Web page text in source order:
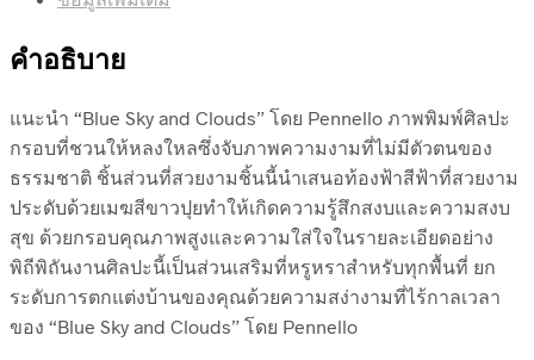
คำอธิบาย
แนะนำ “Blue Sky and Clouds” โดย Pennello ภาพพิมพ์ศิลปะ
กรอบที่ชวนให้หลงใหลซึ่งจับภาพความงามที่ไม่มีตัวตนของ
ธรรมชาติ ชิ้นส่วนที่สวยงามชิ้นนี้นำเสนอท้องฟ้าสีฟ้าที่สวยงาม
ประดับด้วยเมฆสีขาวปุยทำให้เกิดความรู้สึกสงบและความสงบ
สุข ด้วยกรอบคุณภาพสูงและความใส่ใจในรายละเอียดอย่าง
พิถีพิถันงานศิลปะนี้เป็นส่วนเสริมที่หรูหราสำหรับทุกพื้นที่ ยก
ระดับการตกแต่งบ้านของคุณด้วยความสง่างามที่ไร้กาลเวลา
ของ “Blue Sky and Clouds” โดย Pennello